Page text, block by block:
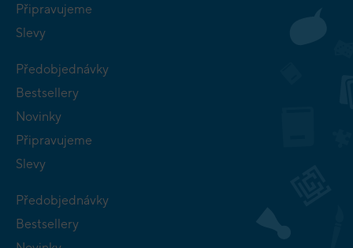
Připravujeme
Slevy
Předobjednávky
Bestsellery
Novinky
Připravujeme
Slevy
Předobjednávky
Bestsellery